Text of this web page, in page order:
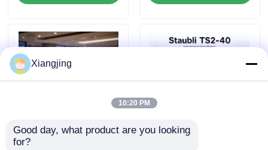
हमसे संपर्क करें
ब्लॉग
एक उद्धरण का अनुरोध करें
औद्योगिक रोबोट बांह
एआई ह्यूमनॉइडर रोबोट
Xiangjing
10:20 PM
Good day, what product are you looking
for?